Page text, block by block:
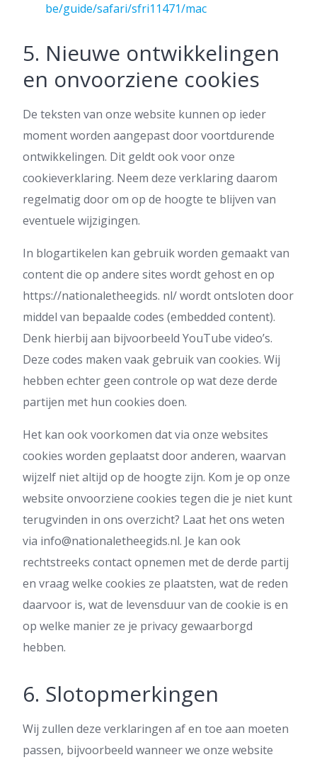
be/guide/safari/sfri11471/mac
5. Nieuwe ontwikkelingen
en onvoorziene cookies
De teksten van onze website kunnen op ieder
moment worden aangepast door voortdurende
ontwikkelingen. Dit geldt ook voor onze
cookieverklaring. Neem deze verklaring daarom
regelmatig door om op de hoogte te blijven van
eventuele wijzigingen.
In blogartikelen kan gebruik worden gemaakt van
content die op andere sites wordt gehost en op
https://nationaletheegids. nl/ wordt ontsloten door
middel van bepaalde codes (embedded content).
Denk hierbij aan bijvoorbeeld YouTube video’s.
Deze codes maken vaak gebruik van cookies. Wij
hebben echter geen controle op wat deze derde
partijen met hun cookies doen.
Het kan ook voorkomen dat via onze websites
cookies worden geplaatst door anderen, waarvan
wijzelf niet altijd op de hoogte zijn. Kom je op onze
website onvoorziene cookies tegen die je niet kunt
terugvinden in ons overzicht? Laat het ons weten
via info@nationaletheegids.nl. Je kan ook
rechtstreeks contact opnemen met de derde partij
en vraag welke cookies ze plaatsten, wat de reden
daarvoor is, wat de levensduur van de cookie is en
op welke manier ze je privacy gewaarborgd
hebben.
6. Slotopmerkingen
Wij zullen deze verklaringen af en toe aan moeten
passen, bijvoorbeeld wanneer we onze website